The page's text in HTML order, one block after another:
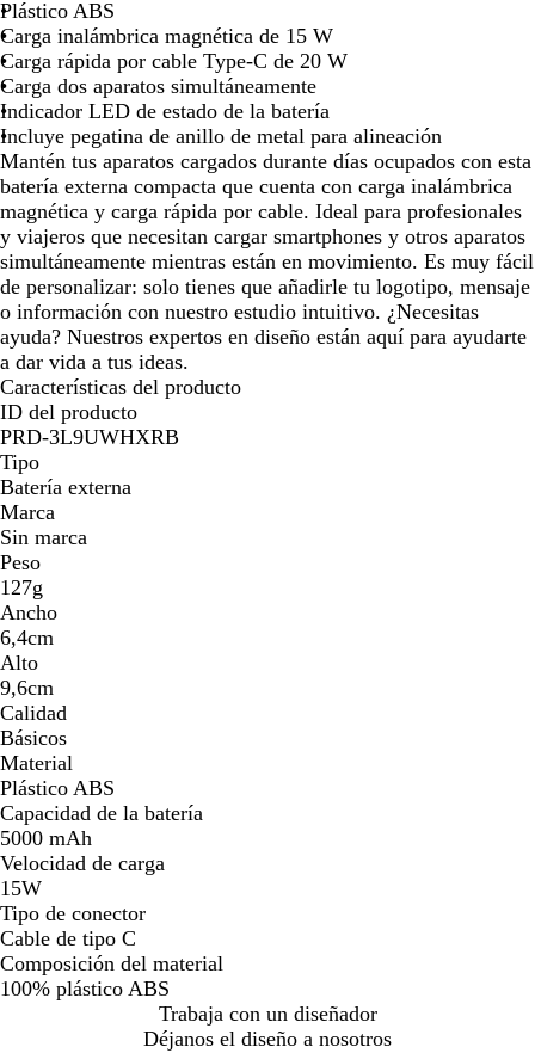
la
imagen
la
imagenimagen
la
imagen
la
imagen
la
imagen
r
o
n
c
o
Plástico ABS
Carga inalámbrica magnética de 15 W
Carga rápida por cable Type-C de 20 W
Carga dos aparatos simultáneamente
Indicador LED de estado de la batería
Incluye pegatina de anillo de metal para alineación
Mantén tus aparatos cargados durante días ocupados con esta
batería externa compacta que cuenta con carga inalámbrica
magnética y carga rápida por cable. Ideal para profesionales
y viajeros que necesitan cargar smartphones y otros aparatos
simultáneamente mientras están en movimiento. Es muy fácil
de personalizar: solo tienes que añadirle tu logotipo, mensaje
o información con nuestro estudio intuitivo. ¿Necesitas
ayuda? Nuestros expertos en diseño están aquí para ayudarte
a dar vida a tus ideas.
Características del producto
ID del producto
PRD-3L9UWHXRB
Tipo
Batería externa
Marca
Sin marca
Peso
127g
Ancho
6,4cm
Alto
9,6cm
Calidad
Básicos
Material
Plástico ABS
Capacidad de la batería
5000 mAh
Velocidad de carga
15W
Tipo de conector
Cable de tipo C
Composición del material
100% plástico ABS
Trabaja con un diseñador
Déjanos el diseño a nosotros